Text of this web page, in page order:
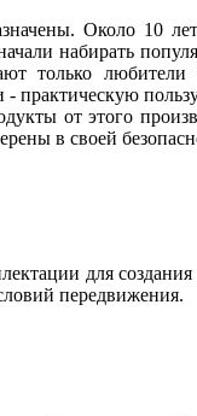
Около 10
набирать
только
от этого
в своей
для
передвижения.